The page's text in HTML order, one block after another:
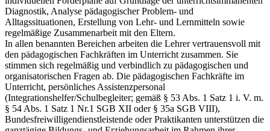
Diagnostik, Analyse pädagogischer Problem- und
Alltagssituationen, Erstellung von Lehr- und Lernmitteln sowie
regelmäßige Zusammenarbeit mit den Eltern.
In allen benannten Bereichen arbeiten die Lehrer vertrauensvoll mit
den pädagogischen Fachkräften im Unterricht zusammen. Sie
stimmen sich regelmäßig und verbindlich zu pädagogischen und
organisatorischen Fragen ab. Die pädagogischen Fachkräfte im
Unterricht, persönliches Assistenzpersonal
(Integrationshelfer/Schulbegleiter; gemäß § 53 Abs. 1 Satz 1 i. V. m.
§ 54 Abs. 1 Satz 1 Nr.1 SGB XII oder § 35a SGB VIII),
Bundesfreiwilligendienstleistende oder Praktikanten unterstützen die